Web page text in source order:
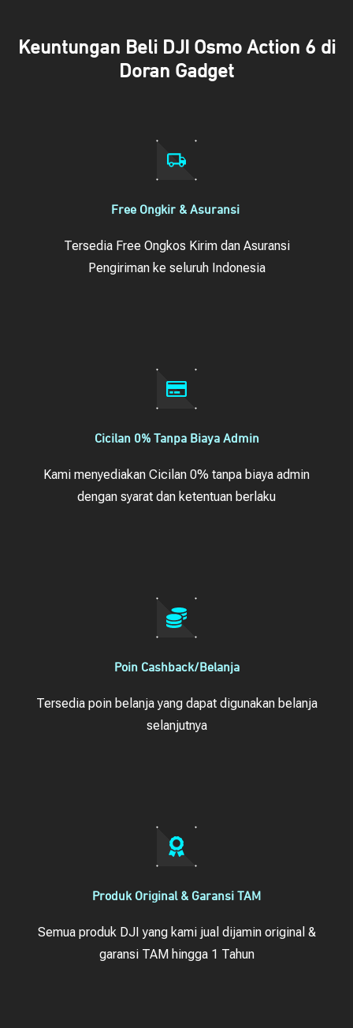
Keuntungan Beli DJI Osmo Action 6 di
Doran Gadget
Free Ongkir & Asuransi
Tersedia Free Ongkos Kirim dan Asuransi
Pengiriman ke seluruh Indonesia
Cicilan 0% Tanpa Biaya Admin
Kami menyediakan Cicilan 0% tanpa biaya admin
dengan syarat dan ketentuan berlaku
Poin Cashback/Belanja
Tersedia poin belanja yang dapat digunakan belanja
selanjutnya
Produk Original & Garansi TAM
Semua produk DJI yang kami jual dijamin original &
garansi TAM hingga 1 Tahun